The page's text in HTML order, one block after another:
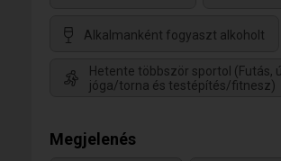
Alkalmanként fogyaszt alkoholt
Hetente többször sportol (Futás,
jóga/torna és testépítés/fitnesz)
Megjelenés